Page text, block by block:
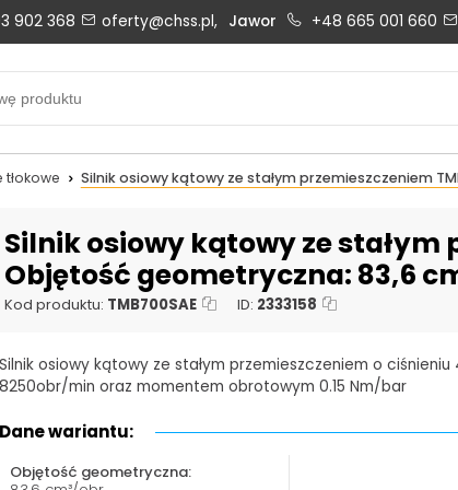
Biuro obsługi klienta:
+48 603 902 368
PN-PT: 6:30 - 16:00
+48 603 902 368
Uszczelnienia techniczne:
uszczelnienia@chss.pl
Magazyn 24H:
info@chss.pl
902 368 oferty@chss.pl, Jawor +48 665 001 660
tłokowe Silnik osiowy kątowy ze stałym przemieszczeniem
Silnik osiowy kątowy ze stałym
Objętość geometryczna: 83,6
Kod produktu: TMB700SAE ID: 2333158
Silnik osiowy kątowy ze stałym przemieszczeniem o ciśnieniu
8250obr/min oraz momentem obrotowym 0.15 Nm/bar
Dane wariantu:
Objętość geometryczna: